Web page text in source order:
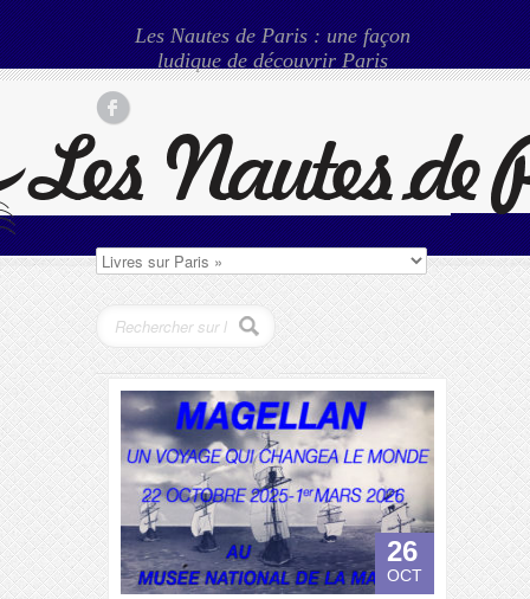
Les Nautes de Paris : une façon
ludique de découvrir Paris
26
OCT